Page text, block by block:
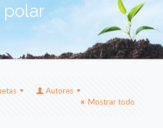
Autores
Mostrar todo